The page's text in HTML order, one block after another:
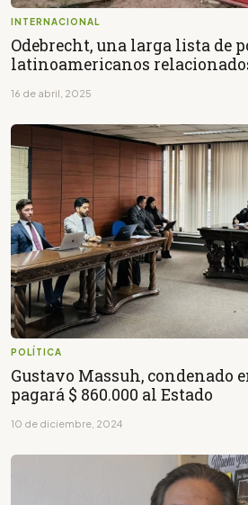
INTERNACIONAL
Odebrecht, una larga lista de
latinoamericanos
16 de abril, 2025
POLÍTICA
Gustavo Massuh, condenado
pagará $ 860.000 al Estado
10 de diciembre, 2024